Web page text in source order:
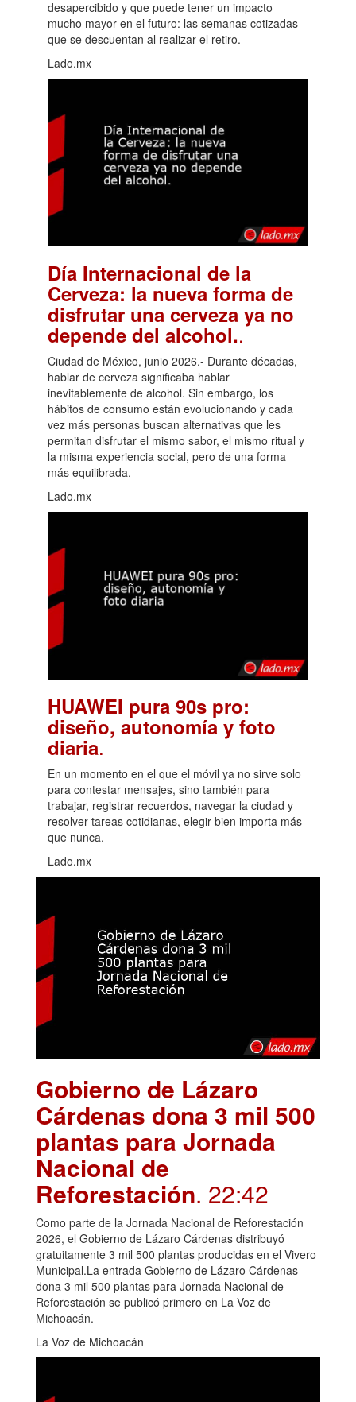
desapercibido y que puede tener un impacto
mucho mayor en el futuro: las semanas cotizadas
que se descuentan al realizar el retiro.
Lado.mx
Día Internacional de la
Cerveza: la nueva forma de
disfrutar una cerveza ya no
depende del alcohol..
Ciudad de México, junio 2026.- Durante décadas,
hablar de cerveza significaba hablar
inevitablemente de alcohol. Sin embargo, los
hábitos de consumo están evolucionando y cada
vez más personas buscan alternativas que les
permitan disfrutar el mismo sabor, el mismo ritual y
la misma experiencia social, pero de una forma
más equilibrada.
Lado.mx
HUAWEI pura 90s pro:
diseño, autonomía y foto
diaria.
En un momento en el que el móvil ya no sirve solo
para contestar mensajes, sino también para
trabajar, registrar recuerdos, navegar la ciudad y
resolver tareas cotidianas, elegir bien importa más
que nunca.
Lado.mx
Gobierno de Lázaro
Cárdenas dona 3 mil 500
plantas para Jornada
Nacional de
Reforestación. 22:42
Como parte de la Jornada Nacional de Reforestación
2026, el Gobierno de Lázaro Cárdenas distribuyó
gratuitamente 3 mil 500 plantas producidas en el Vivero
Municipal.La entrada Gobierno de Lázaro Cárdenas
dona 3 mil 500 plantas para Jornada Nacional de
Reforestación se publicó primero en La Voz de
Michoacán.
La Voz de Michoacán